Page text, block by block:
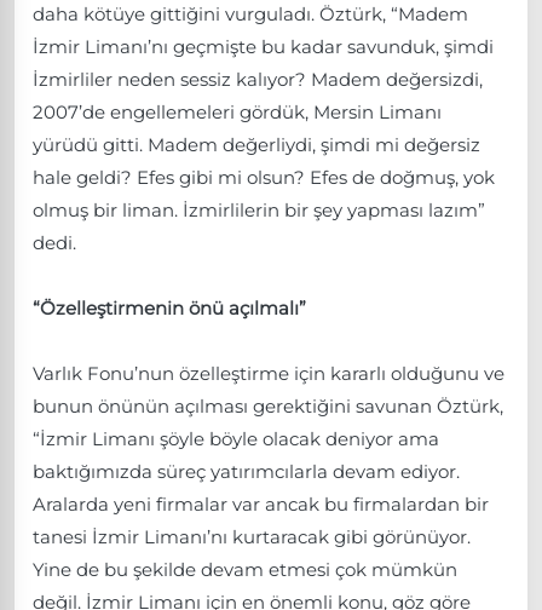
daha kötüye gittiğini vurguladı. Öztürk, “Madem
İzmir Limanı’nı geçmişte bu kadar savunduk, şimdi
İzmirliler neden sessiz kalıyor? Madem değersizdi,
2007’de engellemeleri gördük, Mersin Limanı
yürüdü gitti. Madem değerliydi, şimdi mi değersiz
hale geldi? Efes gibi mi olsun? Efes de doğmuş, yok
olmuş bir liman. İzmirlilerin bir şey yapması lazım”
dedi.
“Özelleştirmenin önü açılmalı”
Varlık Fonu’nun özelleştirme için kararlı olduğunu ve
bunun önünün açılması gerektiğini savunan Öztürk,
“İzmir Limanı şöyle böyle olacak deniyor ama
baktığımızda süreç yatırımcılarla devam ediyor.
Aralarda yeni firmalar var ancak bu firmalardan bir
tanesi İzmir Limanı’nı kurtaracak gibi görünüyor.
Yine de bu şekilde devam etmesi çok mümkün
değil. İzmir Limanı için en önemli konu, göz göre